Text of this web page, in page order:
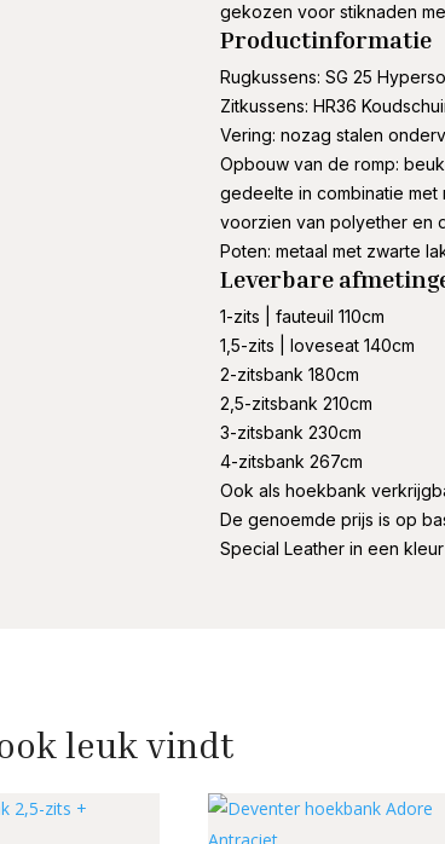
gekozen voor stiknaden
Productinformatie
Rugkussens: SG 25
Zitkussens: HR36
Vering: nozag stalen
Opbouw van de romp:
gedeelte in combinatie met
voorzien van polyether en
Poten: metaal met zwarte
Leverbare
1-zits | fauteuil 110cm
1,5-zits | loveseat 140cm
2-zitsbank 180cm
2,5-zitsbank 210cm
3-zitsbank 230cm
4-zitsbank 267cm
Ook als hoekbank
De genoemde prijs is op
Special Leather in een
leuk vindt